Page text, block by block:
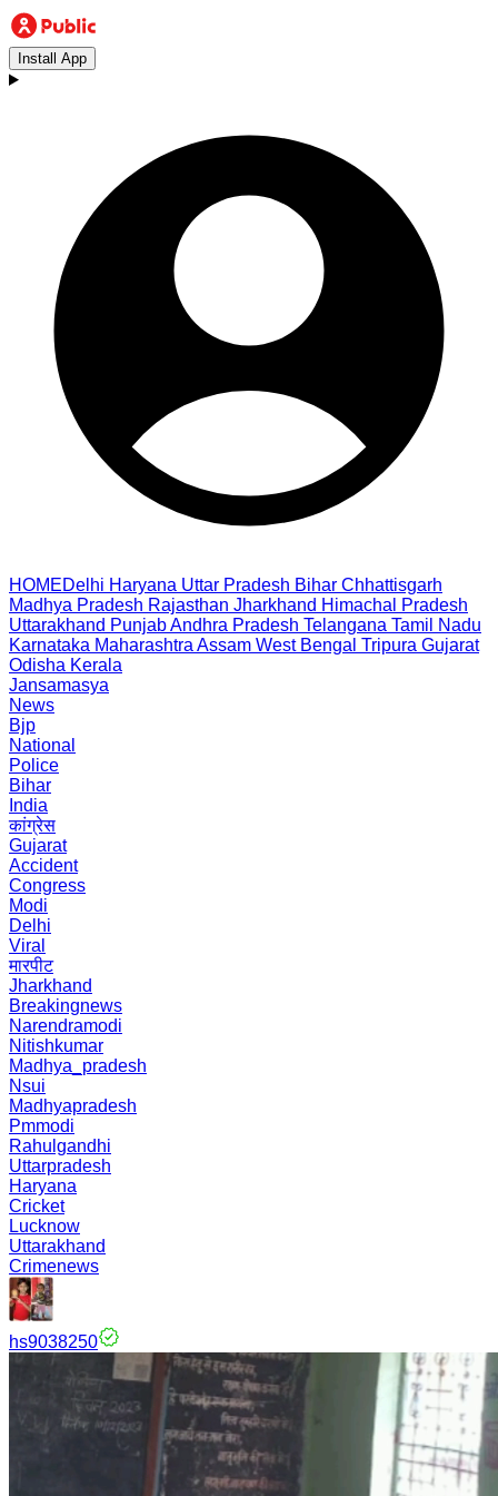
Install App
HOMEDelhi Haryana Uttar Pradesh Bihar Chhattisgarh
Madhya Pradesh Rajasthan Jharkhand Himachal Pradesh
Uttarakhand PunjabAndhra Pradesh Telangana Tamil Nadu
Karnataka Maharashtra Assam West Bengal Tripura Gujarat
Odisha Kerala
Jansamasya
News
Bjp
National
Police
Bihar
India
कांग्रेस
Gujarat
Accident
Congress
Modi
Delhi
Viral
मारपीट
Jharkhand
Breakingnews
Narendramodi
Nitishkumar
Madhya_pradesh
Nsui
Madhyapradesh
Pmmodi
Rahulgandhi
Uttarpradesh
Haryana
Cricket
Lucknow
Uttarakhand
Crimenews
hs9038250